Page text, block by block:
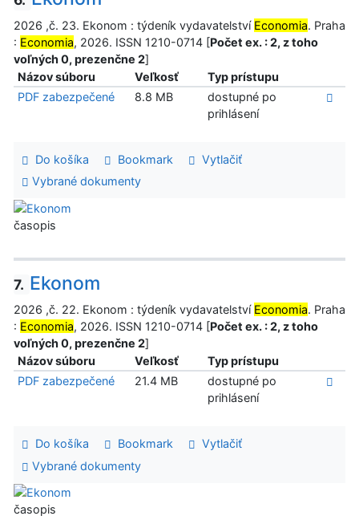
2026 ,č. 23. Ekonom : týdeník vydavatelství Economia. Praha
: Economia, 2026. ISSN 1210-0714 [Počet ex. : 2, z toho
voľných 0, prezenčne 2]
Názov súboru
Veľkosť
Typ prístupu
PDF zabezpečené
8.8 MB
dostupné po
prihlásení
Do košíka Bookmark
Vytlačiť
Vybrané dokumenty
časopis
7. Ekonom
2026 ,č. 22. Ekonom : týdeník vydavatelství Economia. Praha
: Economia, 2026. ISSN 1210-0714 [Počet ex. : 2, z toho
voľných 0, prezenčne 2]
Názov súboru
Veľkosť
Typ prístupu
PDF zabezpečené
21.4 MB
dostupné po
prihlásení
Do košíka Bookmark
Vytlačiť
Vybrané dokumenty
časopis